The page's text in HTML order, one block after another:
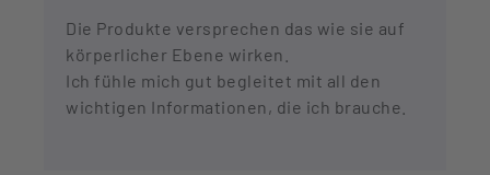
Die Produkte versprechen das wie sie auf
körperlicher Ebene wirken.
Ich fühle mich gut begleitet mit all den
wichtigen Informationen, die ich brauche.